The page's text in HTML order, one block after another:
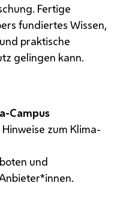
Fertige
fundiertes Wissen,
praktische
gelingen kann.
Campus
zum Klima-
und